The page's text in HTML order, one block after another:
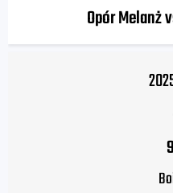
Opór Melanż
9